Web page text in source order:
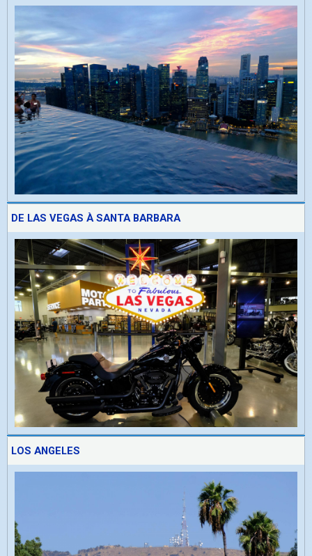
DE LAS VEGAS À SANTA BARBARA
LOS ANGELES